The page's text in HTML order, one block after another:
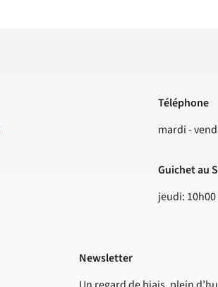
Contact
Téléphone
mardi -
Guichet au
jeudi:
Newsletter